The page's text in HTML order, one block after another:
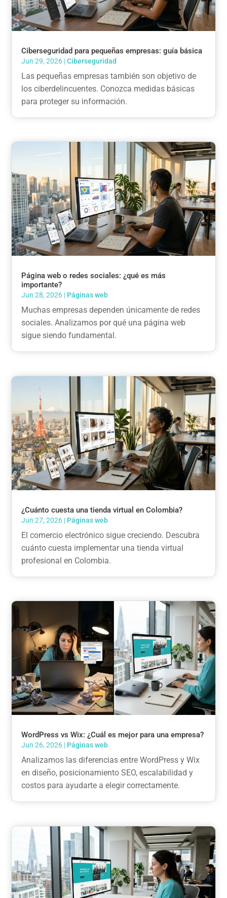
Ciberseguridad para pequeñas empresas: guía básica
Jun 29, 2026 |Ciberseguridad
Las pequeñas empresas también son objetivo de
los ciberdelincuentes. Conozca medidas básicas
para proteger su información.
Página web o redes sociales: ¿qué es más
importante?
Jun 28, 2026 | Páginas web
Muchas empresas dependen únicamente de redes
sociales. Analizamos por qué una página web
sigue siendo fundamental.
¿Cuánto cuesta una tienda virtual en Colombia?
Jun 27, 2026 | Páginas web
El comercio electrónico sigue creciendo. Descubra
cuánto cuesta implementar una tienda virtual
profesional en Colombia.
WordPress vs Wix: ¿Cuál es mejor para una empresa?
Jun 26, 2026 | Páginas web
Analizamos las diferencias entre WordPress y Wix
en diseño, posicionamiento SEO, escalabilidad y
costos para ayudarte a elegir correctamente.